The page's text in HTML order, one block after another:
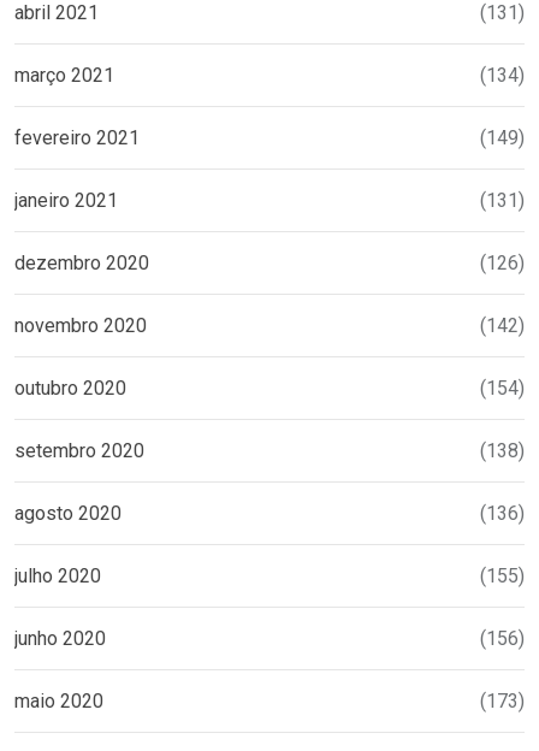
abril 2021 (131)
março 2021 (134)
fevereiro 2021 (149)
janeiro 2021 (131)
dezembro 2020 (126)
novembro 2020 (142)
outubro 2020 (154)
setembro 2020 (138)
agosto 2020 (136)
julho 2020 (155)
junho 2020 (156)
maio 2020 (173)